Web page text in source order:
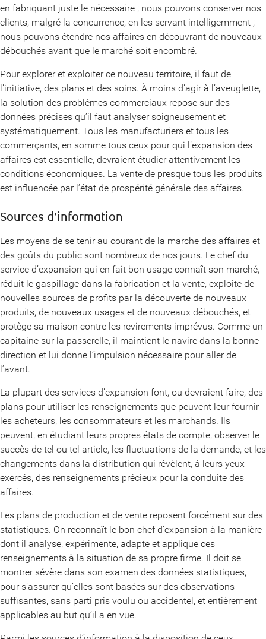
en fabriquant juste le nécessaire ; nous pouvons conserver nos
clients, malgré la concurrence, en les servant intelligemment ;
nous pouvons étendre nos affaires en découvrant de nouveaux
débouchés avant que le marché soit encombré.
Pour explorer et exploiter ce nouveau territoire, il faut de
l’initiative, des plans et des soins. À moins d’agir à l’aveuglette,
la solution des problèmes commerciaux repose sur des
données précises qu’il faut analyser soigneusement et
systématiquement. Tous les manufacturiers et tous les
commerçants, en somme tous ceux pour qui l’expansion des
affaires est essentielle, devraient étudier attentivement les
conditions économiques. La vente de presque tous les produits
est influencée par l’état de prospérité générale des affaires.
Sources d’information
Les moyens de se tenir au courant de la marche des affaires et
des goûts du public sont nombreux de nos jours. Le chef du
service d’expansion qui en fait bon usage connaît son marché,
réduit le gaspillage dans la fabrication et la vente, exploite de
nouvelles sources de profits par la découverte de nouveaux
produits, de nouveaux usages et de nouveaux débouchés, et
protège sa maison contre les revirements imprévus. Comme un
capitaine sur la passerelle, il maintient le navire dans la bonne
direction et lui donne l’impulsion nécessaire pour aller de
l’avant.
La plupart des services d’expansion font, ou devraient faire, des
plans pour utiliser les renseignements que peuvent leur fournir
les acheteurs, les consommateurs et les marchands. Ils
peuvent, en étudiant leurs propres états de compte, observer le
succès de tel ou tel article, les fluctuations de la demande, et les
changements dans la distribution qui révèlent, à leurs yeux
exercés, des renseignements précieux pour la conduite des
affaires.
Les plans de production et de vente reposent forcément sur des
statistiques. On reconnaît le bon chef d’expansion à la manière
dont il analyse, expérimente, adapte et applique ces
renseignements à la situation de sa propre firme. Il doit se
montrer sévère dans son examen des données statistiques,
pour s’assurer qu’elles sont basées sur des observations
suffisantes, sans parti pris voulu ou accidentel, et entièrement
applicables au but qu’il a en vue.